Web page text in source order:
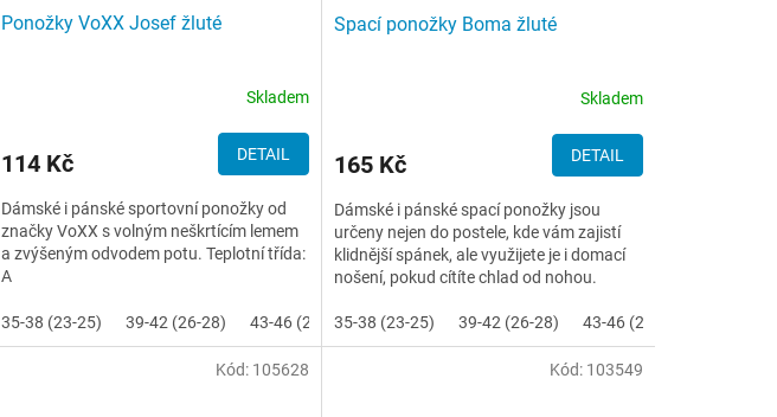
Ponožky VoXX Josef žluté
Skladem
114 Kč DETAIL
Dámské i pánské sportovní ponožky od
značky VoXX s volným neškrtícím lemem
a zvýšeným odvodem potu. Teplotní třída:
A
35-38 (23-25) 39-42 (26-28) 43-46 (29-31) 47-50 (32-34)
Spací ponožky Boma žluté
Skladem
165 Kč DETAIL
Dámské i pánské spací ponožky jsou
určeny nejen do postele, kde vám zajistí
klidnější spánek, ale využijete je i domací
nošení, pokud cítíte chlad od nohou.
35-38 (23-25) 39-42 (26-28) 43-46 (29-31)
Kód: 105628 Kód: 103549